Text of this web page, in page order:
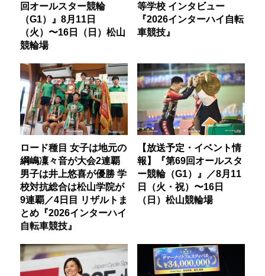
回オールスター競輪
（G1）』8月11日
（火）〜16日（日）松山
競輪場
等学校 インタビュー
『2026インターハイ自転
車競技』
ロード種目 女子は地元の
綱嶋凜々音が大会2連覇
男子は井上悠喜が優勝 学
校対抗総合は松山学院が
9連覇／4日目 リザルトま
とめ『2026インターハイ
自転車競技』
【放送予定・イベント情
報】『第69回オールスタ
ー競輪（G1）』／8月11
日（火・祝）〜16日
（日）松山競輪場